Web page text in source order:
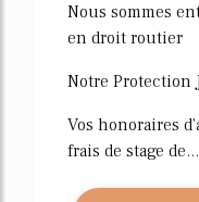
Nous sommes
en droit routier
Notre Protection
Vos honoraires
frais de stage de...